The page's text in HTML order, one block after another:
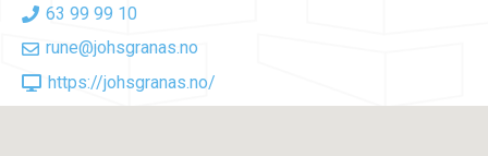
63 99 99 10
rune@johsgranas.no
https://johsgranas.no/